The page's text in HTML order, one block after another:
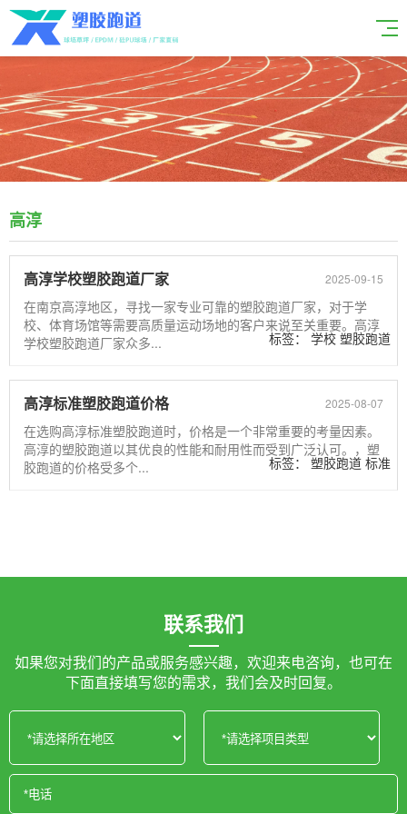
高淳
2025-09-15
高淳学校塑胶跑道厂家
在南京高淳地区，寻找一家专业可靠的塑胶跑道厂家，对于学
校、体育场馆等需要高质量运动场地的客户来说至关重要。高淳
学校塑胶跑道厂家众多...
标签： 学校 塑胶跑道
2025-08-07
高淳标准塑胶跑道价格
在选购高淳标准塑胶跑道时，价格是一个非常重要的考量因素。
高淳的塑胶跑道以其优良的性能和耐用性而受到广泛认可。，塑
胶跑道的价格受多个...
标签： 塑胶跑道 标准
联系我们
如果您对我们的产品或服务感兴趣，欢迎来电咨询，也可在
下面直接填写您的需求，我们会及时回复。